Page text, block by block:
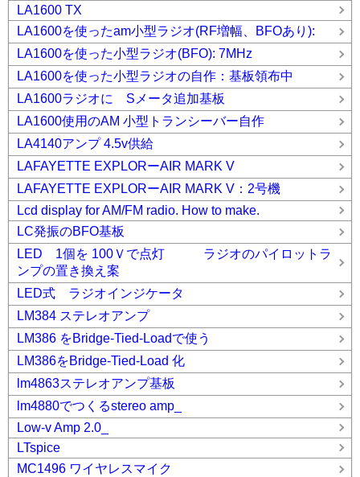
LA1600 TX
LA1600を使ったam小型ラジオ(RF増幅、BFOあり):
LA1600を使った小型ラジオ(BFO): 7MHz
LA1600を使った小型ラジオの自作：基板領布中
LA1600ラジオに Sメータ追加基板
LA1600使用のAM 小型トランシーバー自作
LA4140アンプ 4.5v供給
LAFAYETTE EXPLORーAIR MARK V
LAFAYETTE EXPLORーAIR MARK V：2号機
Lcd display for AM/FM radio. How to make.
LC発振のBFO基板
LED 1個を 100Ｖで点灯 ラジオのパイロットラ
ンプの置き換え案
LED式 ラジオインジケータ
LM384 ステレオアンプ
LM386 をBridge-Tied-Loadで使う
LM386をBridge-Tied-Load 化
lm4863ステレオアンプ基板
lm4880でつくるstereo amp_
Low-v Amp 2.0_
LTspice
MC1496 ワイヤレスマイク